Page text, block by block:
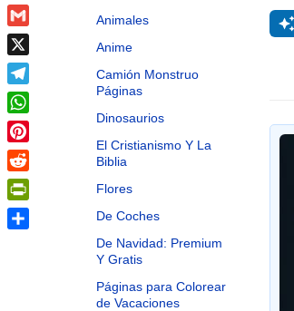
Animales
Anime
Camión Monstruo
Páginas
Dinosaurios
El Cristianismo Y La
Biblia
Flores
De Coches
De Navidad: Premium
Y Gratis
Páginas para Colorear
de Vacaciones
Facebook
Gmail
X
Telegram
WhatsApp
Pinterest
Reddit
PrintFriendly